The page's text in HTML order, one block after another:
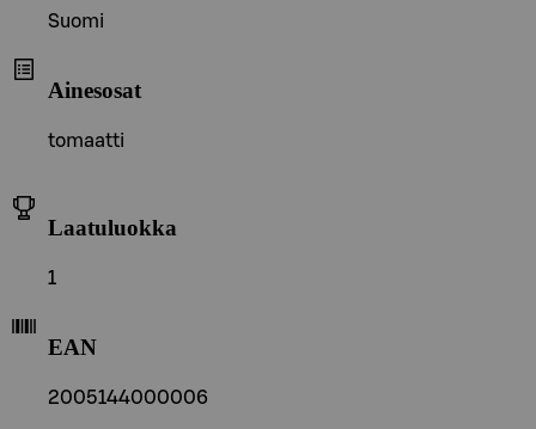
Suomi
Ainesosat
tomaatti
Laatuluokka
1
EAN
2005144000006